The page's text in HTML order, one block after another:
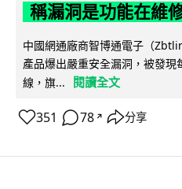
稱漏洞是功能在維
中國網通廠商智博通電子（
產品爆出嚴重安全漏洞，被發
線，旗...
閱讀全文
351 78 ↗ 分享